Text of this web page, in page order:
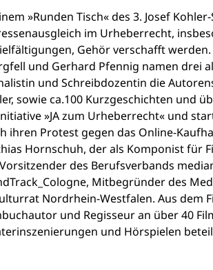
»Runden Tisch« des 3. Josef
im Urheberrecht,
Gehör verschafft
und Gerhard Pfennig namen drei
und Schreibdozentin die
sowie ca.100 Kurzgeschichten und
»JA zum Urheberrecht« und
ihren Protest gegen das Online-
Hornschuh, der als Komponist für
des Berufsverbands
Mitbegründer des
Nordrhein-Westfalen. Aus dem
und Regisseur an über 40
und Hörspielen